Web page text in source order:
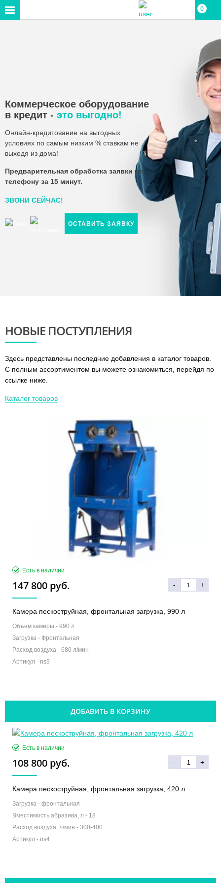
0
Коммерческое оборудование
в кредит - это выгодно!
Онлайн-кредитование на выгодных
условиях по самым низким % ставкам не
выходя из дома!
Предварительная обработка заявки по
телефону за 15 минут.
ЗВОНИ СЕЙЧАС!
ОСТАВИТЬ ЗАЯВКУ
АВТОСЕРВИСА
НОВЫЕ ПОСТУПЛЕНИЯ
Здесь представлены последние добавления в каталог товаров.
С полным ассортиментом вы можете ознакомиться, перейдя по
ссылке ниже.
Каталог товаров
Есть в наличии
147 800 руб. - +
Камера пескоструйная, фронтальная загрузка, 990 л
Объем камеры - 990 л
Загрузка - Фронтальная
Расход воздуха - 680 л/мин
Артикул - ns9
ДОБАВИТЬ В КОРЗИНУ
Есть в наличии
108 800 руб. - +
Камера пескоструйная, фронтальная загрузка, 420 л
Загрузка - фронтальная
Вместимость абразива, л - 18
Расход воздуха, л/мин - 300-400
Артикул - ns4